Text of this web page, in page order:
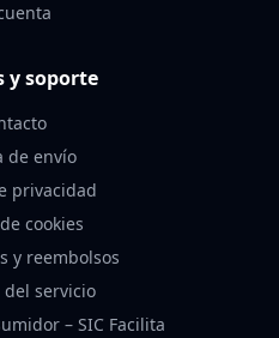
y soporte
de envío
privacidad
cookies
y reembolsos
del servicio
– SIC Facilita